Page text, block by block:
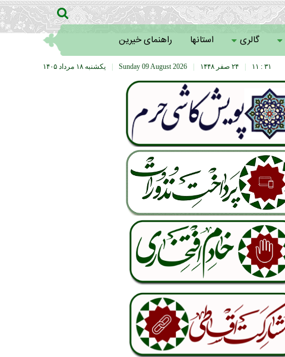
گالری استانها راهنمای خیرین
يکشنبه ۱۸ مرداد ۱۴۰۵ Sunday 09 August 2026 ۲۴ صفر ۱۴۴۸ ۳۱ : ۱۱